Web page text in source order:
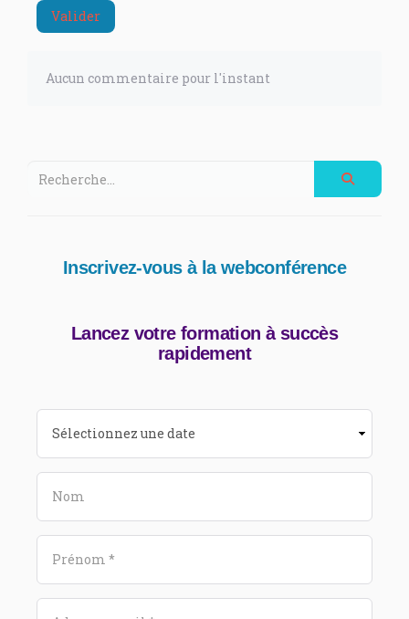
Valider
Aucun commentaire pour l'instant
Inscrivez-vous à la webconférence
Lancez votre formation à succès
rapidement